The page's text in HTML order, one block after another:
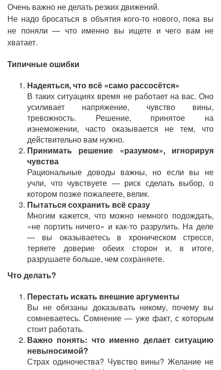
Очень важно не делать резких движений.
Не надо бросаться в объятия кого-то нового, пока вы
не поняли — что именно вы ищете и чего вам не
хватает.
Типичные ошибки
Надеяться, что всё «само рассосётся»
В таких ситуациях время не работает на вас. Оно
усиливает напряжение, чувство вины,
тревожность. Решение, принятое на
изнеможении, часто оказывается не тем, что
действительно вам нужно.
Принимать решение «разумом», игнорируя
чувства
Рациональные доводы важны, но если вы не
учли, что чувствуете — риск сделать выбор, о
котором позже пожалеете, велик.
Пытаться сохранить всё сразу
Многим кажется, что можно немного подождать,
«не портить ничего» и как-то разрулить. На деле
— вы оказываетесь в хроническом стрессе,
теряете доверие обеих сторон и, в итоге,
разрушаете больше, чем сохраняете.
Что делать?
Перестать искать внешние аргументы
Вы не обязаны доказывать никому, почему вы
сомневаетесь. Сомнение — уже факт, с которым
стоит работать.
Важно понять: что именно делает ситуацию
невыносимой?
Страх одиночества? Чувство вины? Желание не